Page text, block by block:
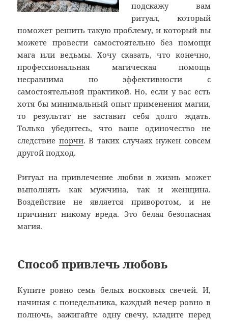
подскажу вам
ритуал, который
поможет решить такую проблему, и который вы
можете провести самостоятельно без помощи
мага или ведьмы. Хочу сказать, что конечно,
профессиональная магическая помощь
несравнима по эффективности с
самостоятельной практикой. Но, если у вас есть
хотя бы минимальный опыт применения магии,
то результат не заставит себя долго ждать.
Только убедитесь, что ваше одиночество не
следствие порчи. В таких случаях нужен совсем
другой подход.
Ритуал на привлечение любви в жизнь может
выполнять как мужчина, так и женщина.
Воздействие не является приворотом, и не
причинит никому вреда. Это белая безопасная
магия.
Способ привлечь любовь
Купите ровно семь белых восковых свечей. И,
начиная с понедельника, каждый вечер ровно в
полночь, зажигайте одну свечу, кладите перед